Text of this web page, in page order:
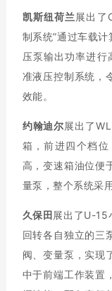
凯斯纽荷兰展出了
制系统”通过车载
压泵输出功率进行
准液压控制系统，
效能。
约翰迪尔展出了
箱，前进四个档
高，变速箱油位便
量泵，整个系统采
久保田展出了U-15
回转各自独立的三
阀、变量泵，实现
中于前端工作装置